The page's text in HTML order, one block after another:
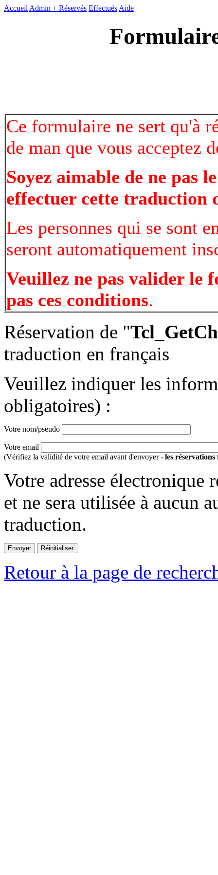
Accueil Admin + Réservés Effectués Aide
Ce formulaire ne sert qu'à
de man que vous acceptez
Soyez aimable de ne pas
effectuer cette traduction
Les personnes qui se sont
seront automatiquement
Veuillez ne pas valider le
pas ces conditions.
Réservation de "
traduction en français
Veuillez indiquer les
obligatoires) :
Votre nom/pseudo
Votre email
(Vérifiez la validité de votre email avant d'envoyer - les réservations
Votre adresse électronique
et ne sera utilisée à aucun
traduction.
Retour à la page de